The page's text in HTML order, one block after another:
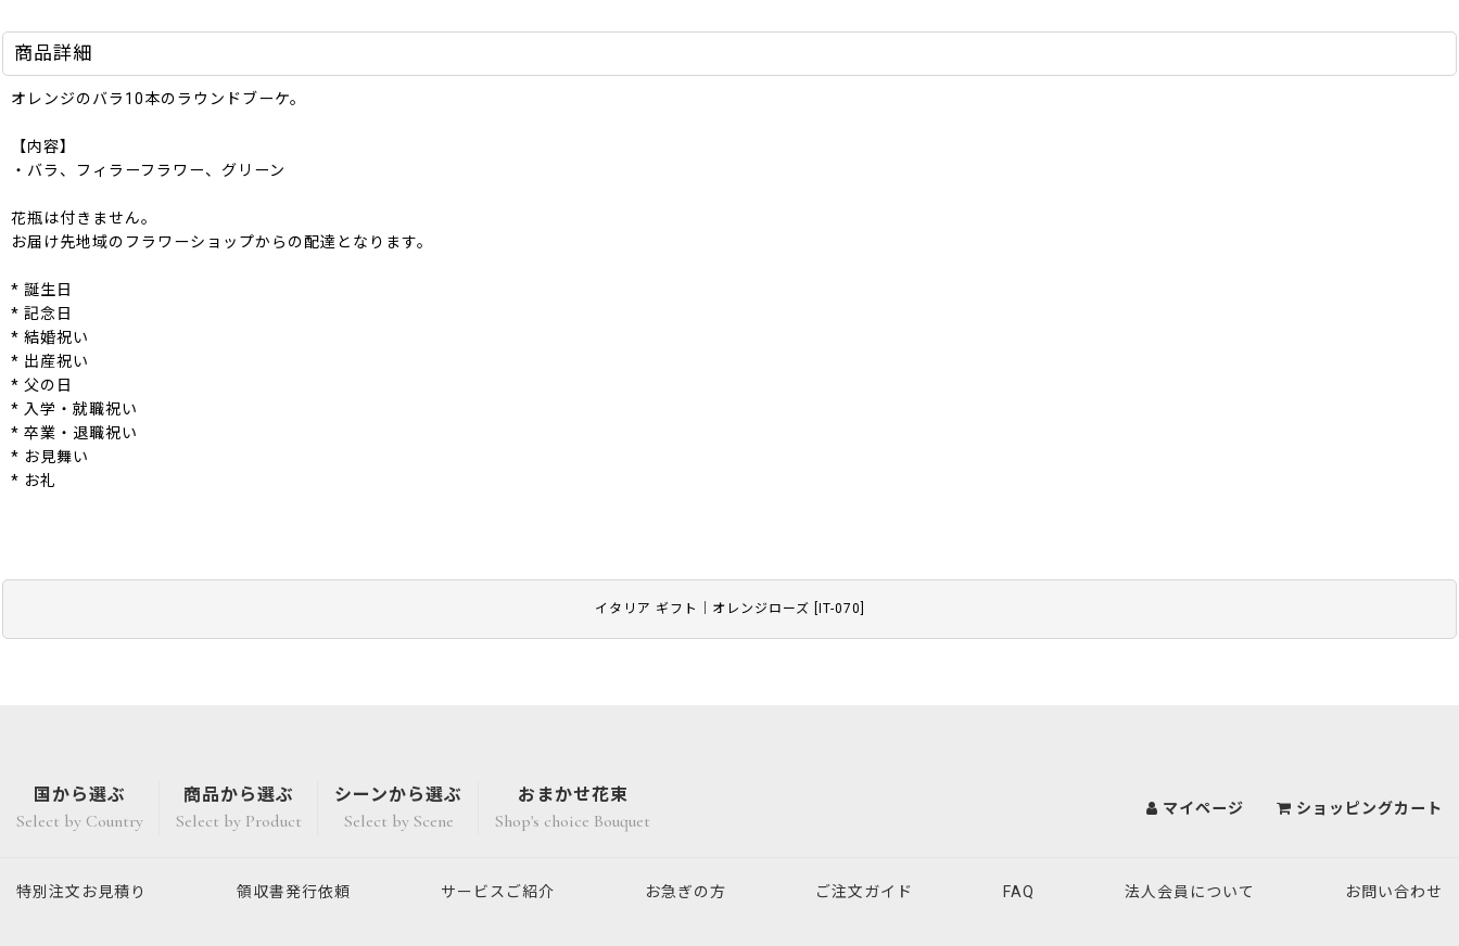
イタリア ギフト｜オレンジローズ IT-070
商品詳細
オレンジのバラ10本のラウンドブーケ。
【内容】
・バラ、フィラーフラワー、グリーン
花瓶は付きません。
お届け先地域のフラワーショップからの配達となります。
* 誕生日
* 記念日
* 結婚祝い
* 出産祝い
* 父の日
* 入学・就職祝い
* 卒業・退職祝い
* お見舞い
* お礼
国から選ぶ
Select by Country
商品から選ぶ
Select by Product
シーンから選ぶ
Select by Scene
おまかせ花束
Shop's choice Bouquet
マイページ ショッピングカート
特別注文 お見積り 領収書発行依頼 サービスご紹介 お急ぎの方 ご注文ガイド FAQ 法人会員について お問い合わせ